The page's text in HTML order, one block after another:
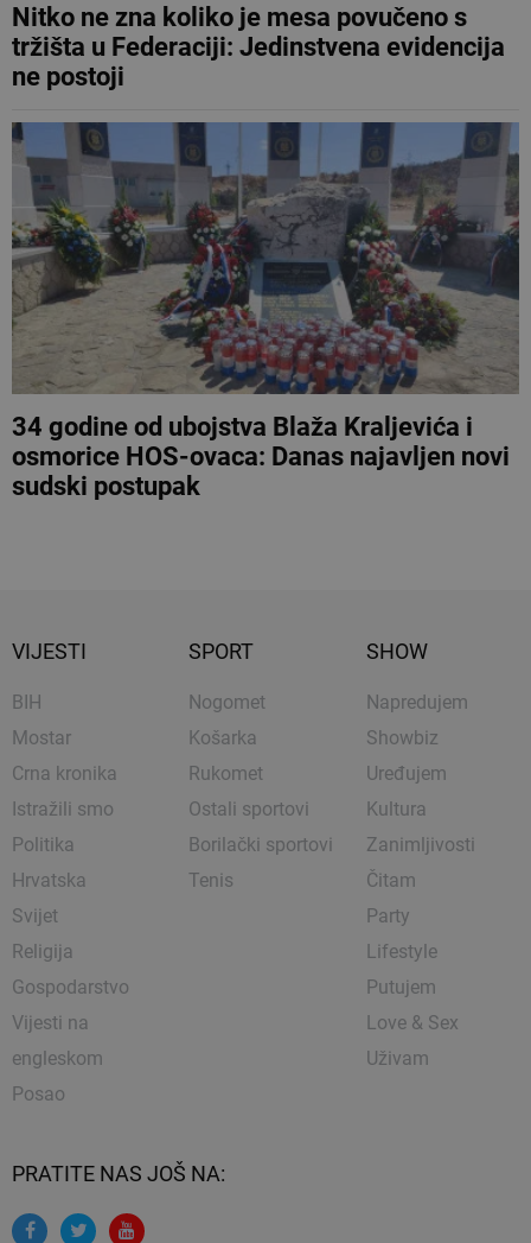
Nitko ne zna koliko je mesa povučeno s
tržišta u Federaciji: Jedinstvena evidencija
ne postoji
34 godine od ubojstva Blaža Kraljevića i
osmorice HOS-ovaca: Danas najavljen novi
sudski postupak
VIJESTI
BIH
Mostar
Crna kronika
Istražili smo
Politika
Hrvatska
Svijet
Religija
Gospodarstvo
Vijesti na
engleskom
Posao
SPORT
Nogomet
Košarka
Rukomet
Ostali sportovi
Borilački sportovi
Tenis
SHOW
Napredujem
Showbiz
Uređujem
Kultura
Zanimljivosti
Čitam
Party
Lifestyle
Putujem
Love & Sex
Uživam
PRATITE NAS JOŠ NA: